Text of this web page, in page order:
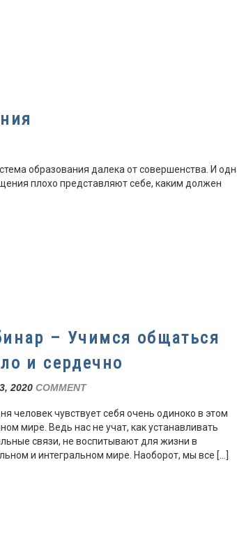
образования далека от совершенства. И
плохо представляют себе, каким должен
– Учимся общаться
и сердечно
2020 COMMENT
человек чувствует себя очень одиноко в этом
мире. Ведь нас не учат, как устанавливать
связи, не воспитывают для жизни в
и интегральном мире. Наоборот, мы все […]